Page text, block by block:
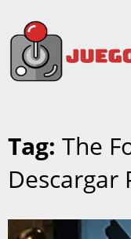
Tag: The
Descargar